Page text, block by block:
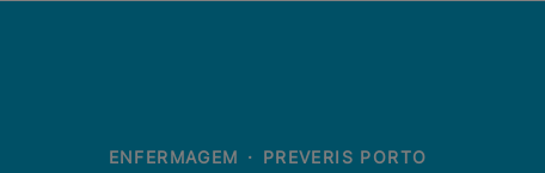
ENFERMAGEM · PREVERIS PORTO